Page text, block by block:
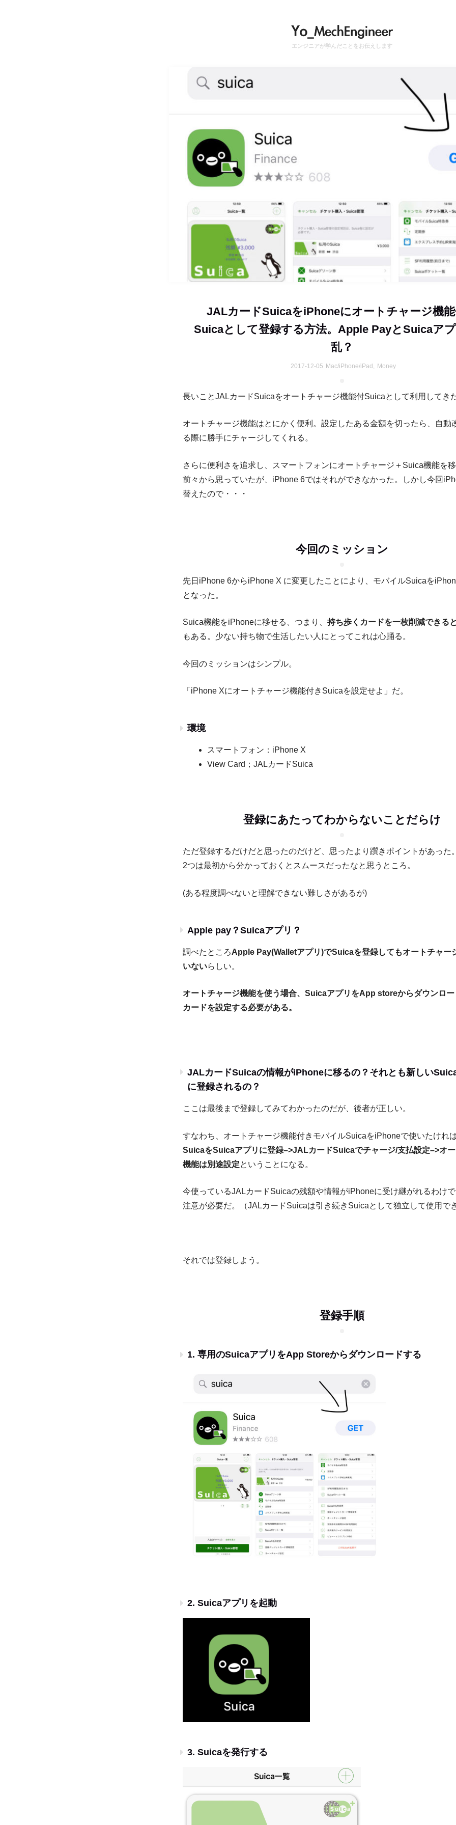
エンジニアが学んだことをお伝えします
JALカードSuicaをiPhoneにオートチャージ機能
Suicaとして登録する方法。Apple PayとSuicaア
乱？
2017-12-05 Mac/iPhone/iPad Money
長いことJALカードSuicaをオートチャージ機能付Suicaとして利用してきた
オートチャージ機能はとにかく便利。設定したある金額を切ったら、自動
る際に勝手にチャージしてくれる。
さらに便利さを追求し、スマートフォンにオートチャージ＋Suica機能を
前々から思っていたが、iPhone 6ではそれができなかった。しかし今回
替えたので・・・
今回のミッション
先日iPhone 6からiPhone X に変更したことにより、モバイルSuicaを
となった。
Suica機能をiPhoneに移せる、つまり、 持ち歩くカードを一枚削減できる
もある。少ない持ち物で生活したい人にとってこれは心踊る。
今回のミッションはシンプル。
「iPhone Xにオートチャージ機能付きSuicaを設定せよ」だ。
環境
スマートフォン：iPhone X
View Card；JALカードSuica
登録にあたってわからないことだらけ
ただ登録するだけだと思ったのだけど、思ったより躓きポイントがあった
2つは最初から分かっておくとスムースだったなと思うところ。
(ある程度調べないと理解できない難しさがあるが)
Apple pay？Suicaアプリ？
調べたところApple Pay(Walletアプリ)でSuicaを登録してもオートチャー
いないらしい。
オートチャージ機能を使う場合、SuicaアプリをApp storeからダウンロ
カードを設定する必要がある。
JALカードSuicaの情報がiPhoneに移るの？それとも新しい
に登録されるの？
ここは最後まで登録してみてわかったのだが、後者が正しい。
すなわち、オートチャージ機能付きモバイルSuicaをiPhoneで使いたければ
SuicaをSuicaアプリに登録–>JALカードSuicaでチャージ/支払設定–>オ
機能は別途設定ということになる。
今使っているJALカードSuicaの残額や情報がiPhoneに受け継がれるわけ
注意が必要だ。（JALカードSuicaは引き続きSuicaとして独立して使用で
それでは登録しよう。
登録手順
1. 専用のSuicaアプリをApp Storeからダウンロードする
2. Suicaアプリを起動
3. Suicaを発行する